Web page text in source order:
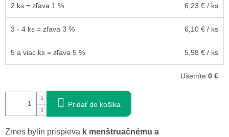
2 ks = zľava 1 % 6,23 € / ks
3 - 4 ks = zľava 3 % 6,10 € / ks
5 a viac ks = zľava 5 % 5,98 € / ks
Ušetríte 0 €
Pridať do košíka
Zmes bylín prispieva k menštruačnému a